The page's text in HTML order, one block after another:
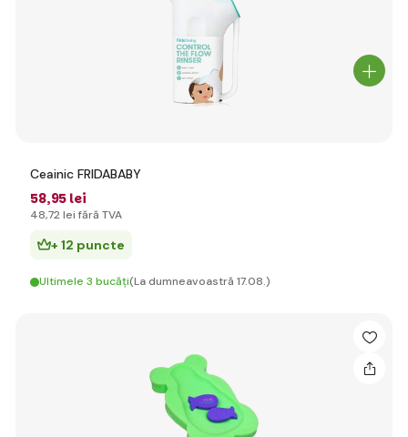
Ceainic FRIDABABY
58,95 lei
48,72 lei fără TVA
+ 12 puncte
Ultimele 3 bucăți(La dumneavoastră 17.08.)